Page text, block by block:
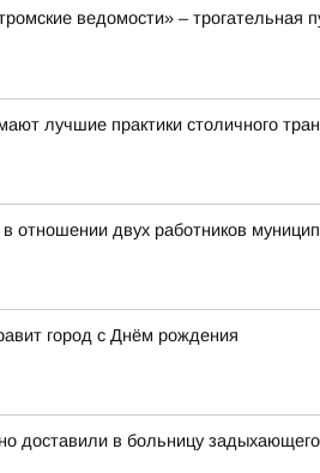
ведомости» – трогательная
лучшие практики столичного
отношении двух работников
город с Днём рождения
доставили в больницу